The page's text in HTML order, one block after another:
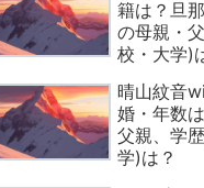
籍は？旦
の母親・
校・大学)
晴山紋音
婚・年数
父親、学
学)は？